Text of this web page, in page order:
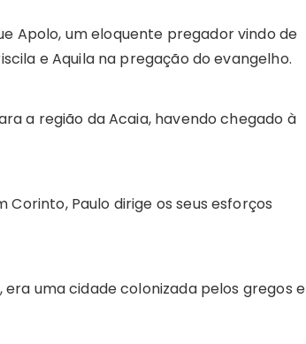
Apolo, um eloquente pregador vindo de
e Aquila na pregação do evangelho.
a região da Acaia, havendo chegado à
Paulo dirige os seus esforços
era uma cidade colonizada pelos gregos e